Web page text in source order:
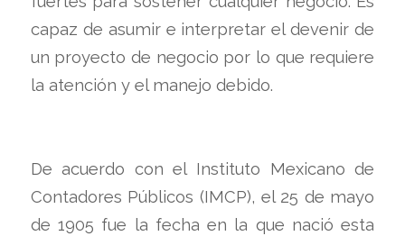
capaz de asumir e interpretar el devenir de
un proyecto de negocio por lo que requiere
la atención y el manejo debido.
De acuerdo con el Instituto Mexicano de
Contadores Públicos (IMCP), el 25 de mayo
de 1905 fue la fecha en la que nació esta